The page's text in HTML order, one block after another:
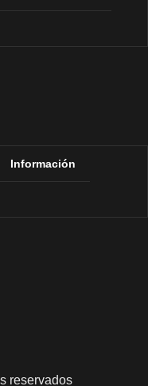
Información
reservados